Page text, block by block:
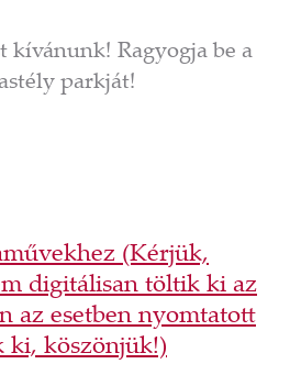
kívánunk! Ragyogja be a
parkját!
(Kérjük,
digitálisan töltik ki az
az esetben nyomtatott
ki, köszönjük!)